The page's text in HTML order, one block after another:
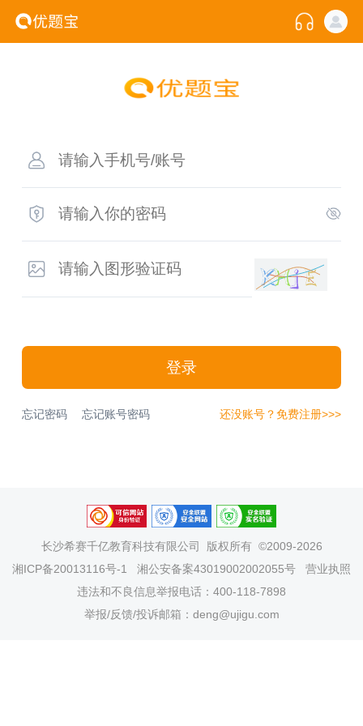
登录
忘记密码 忘记账号密码 还没账号？免费注册>>>
长沙希赛千亿教育科技有限公司
版权所有 ©2009-2026
湘ICP备20013116号-1
湘公安备案43019002002055号
营业执照
违法和不良信息举报电话：400-118-7898
举报/反馈/投诉邮箱：deng@ujigu.com